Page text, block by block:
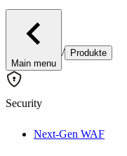
Main menu
/ Produkte
Security
Next-Gen WAF